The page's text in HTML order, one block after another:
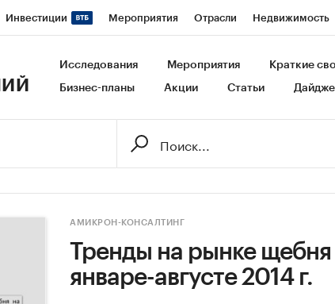
Инвестиции Мероприятия Отрасли Недвижимость
рейтинги Франшизы Газета Спецпроекты СПб
Исследования Мероприятия Краткие
Бизнес-планы Акции Статьи
АМИКРОН-КОНСАЛТИНГ
Тренды на рынке щебня
январе-августе 2014 г.